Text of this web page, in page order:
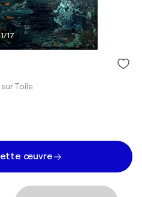
1/17
Toile
œuvre